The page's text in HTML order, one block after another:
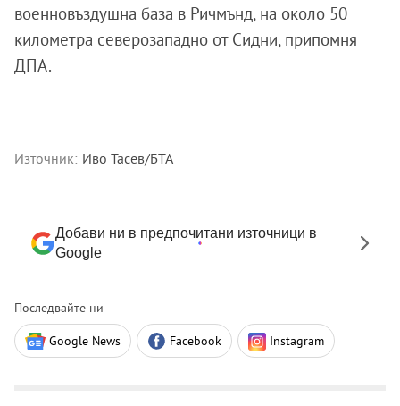
военновъздушна база в Ричмънд, на около 50
километра северозападно от Сидни, припомня
ДПА.
Източник: Иво Тасев/БТА
Добави ни в предпочитани източници в
Google
Последвайте ни
Google News Facebook Instagram